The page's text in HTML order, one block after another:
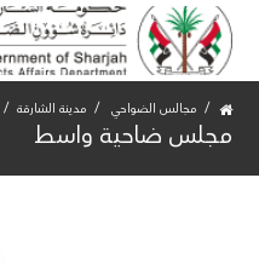
مجالس الضواحي مدينة الشارقة
مجلس ضاحية واسط